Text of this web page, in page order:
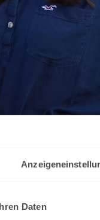
Daten